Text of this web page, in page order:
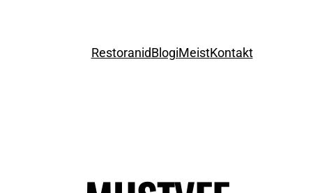
RestoranidBlogiMeistKontakt